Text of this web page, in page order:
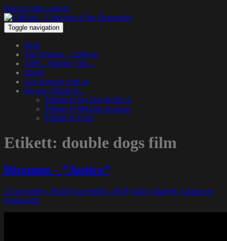
Skip to main content
Toggle navigation
Hem
The Podcast – 1200.nu
1200 – Hangin’ Out…
About
Get in touch with us
We pay tribute to…
Tribute to Jay Dee & Big L
Tribute to Michael Jackson
Tribute to Guru
Etikett: double dogs film
Diceman – ”Justice”
25 november, 201825 november, 2018 Funky Diabetic Lämna en
kommentar